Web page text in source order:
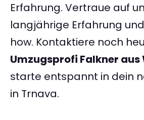
Erfahrung. Vertraue auf
langjährige Erfahrung
how. Kontaktiere noch
Umzugsprofi Falkner aus
starte entspannt in dein
in Trnava.